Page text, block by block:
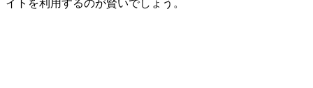
イトを利用するのが賢いでしょう。